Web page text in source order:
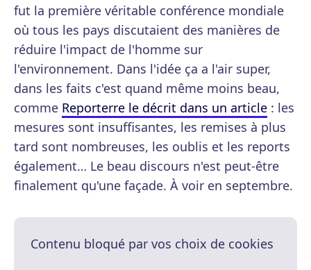
fut la première véritable conférence mondiale
où tous les pays discutaient des manières de
réduire l'impact de l'homme sur
l'environnement. Dans l'idée ça a l'air super,
dans les faits c'est quand même moins beau,
comme Reporterre le décrit dans un article : les
mesures sont insuffisantes, les remises à plus
tard sont nombreuses, les oublis et les reports
également… Le beau discours n'est peut-être
finalement qu'une façade. À voir en septembre.
Contenu bloqué par vos choix de cookies